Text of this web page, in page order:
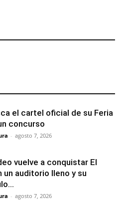
el cartel oficial de su Feria
concurso
- agosto 7, 2026
vuelve a conquistar El
un auditorio lleno y su
- agosto 7, 2026